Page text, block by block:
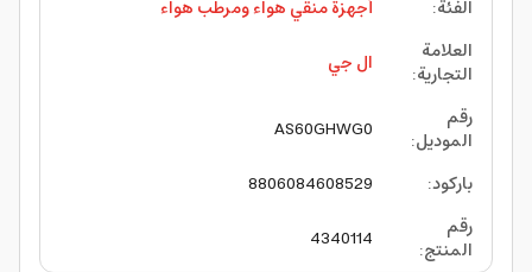
الفئة:
أجهزة منقي هواء ومرطب هواء
العلامة
التجارية:
ال جي
رقم
الموديل:
AS60GHWG0
باركود:
8806084608529
رقم
المنتج:
4340114